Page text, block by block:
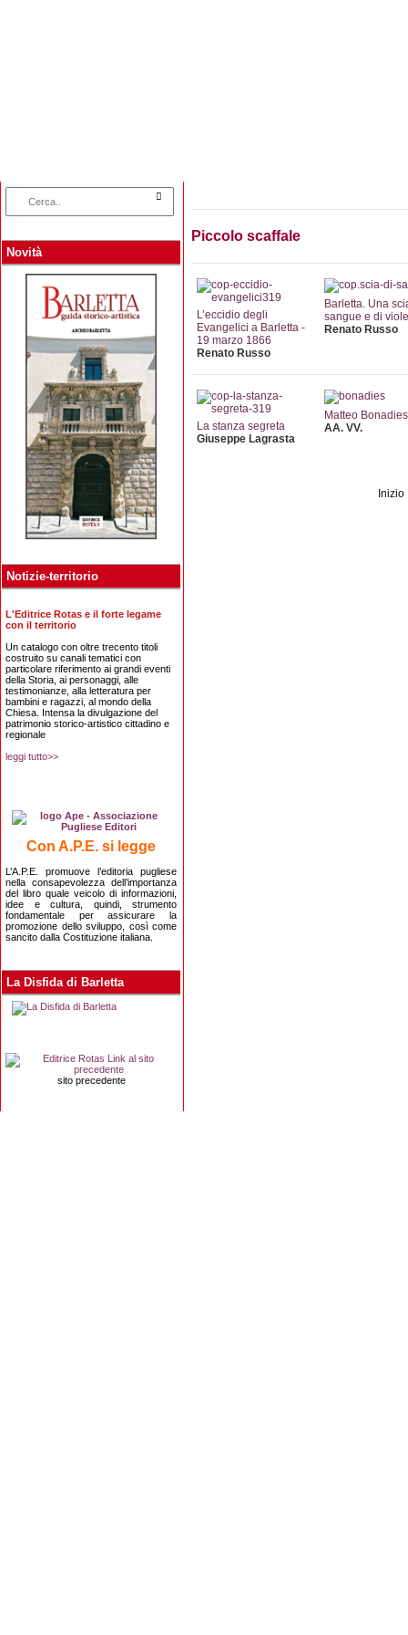
Novità
Notizie-territorio
L'Editrice Rotas e il forte legame
con il territorio
Un catalogo con oltre trecento titoli
costruito su canali tematici con
particolare riferimento ai grandi eventi
della Storia, ai personaggi, alle
testimonianze, alla letteratura per
bambini e ragazzi, al mondo della
Chiesa. Intensa la divulgazione del
patrimonio storico-artistico cittadino e
regionale
leggi tutto>>
Con A.P.E. si legge
L’A.P.E. promuove l’editoria pugliese
nella consapevolezza dell’importanza
del libro quale veicolo di informazioni,
idee e cultura, quindi, strumento
fondamentale per assicurare la
promozione dello sviluppo, così come
sancito dalla Costituzione italiana.
La Disfida di Barletta
sito precedente
Piccolo scaffale
L’eccidio degli
Evangelici a Barletta -
19 marzo 1866
Renato Russo
Barletta. Una
sangue e di
Renato Russo
La stanza segreta
Giuseppe Lagrasta
Matteo Bonadies
AA. VV.
Inizio